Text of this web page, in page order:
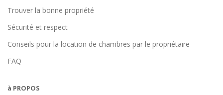
Trouver la bonne propriété
Sécurité et respect
Conseils pour la location de chambres par le propriétaire
FAQ
à PROPOS